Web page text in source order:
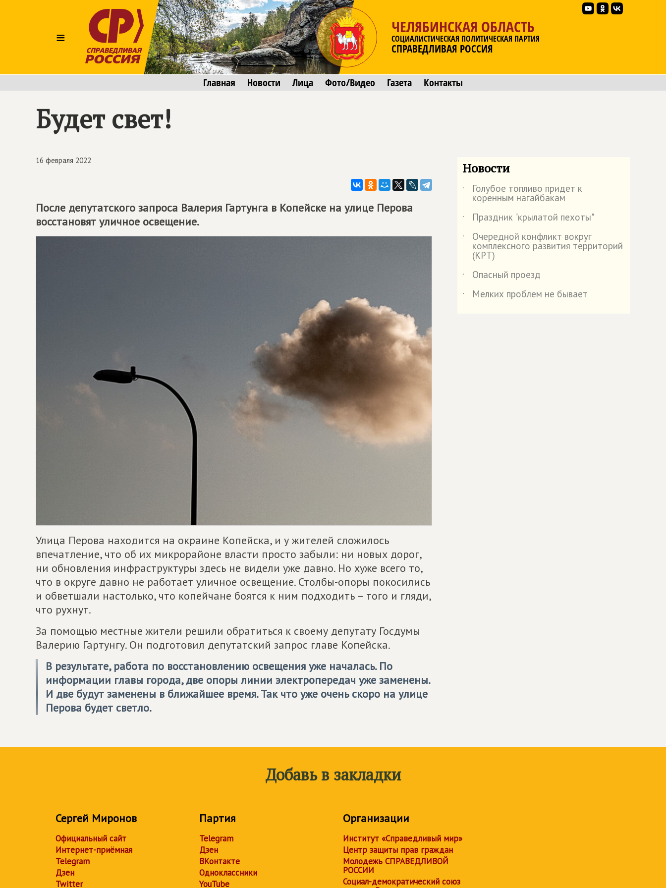
≡
ЧЕЛЯБИНСКАЯ ОБЛАСТЬ
СОЦИАЛИСТИЧЕСКАЯ ПОЛИТИЧЕСКАЯ ПАРТИЯ
СПРАВЕДЛИВАЯ РОССИЯ
Главная Новости Лица Фото/Видео Газета Контакты
Будет свет!
16 февраля 2022
После депутатского запроса Валерия Гартунга в Копейске на улице Перова
восстановят уличное освещение.
Улица Перова находится на окраине Копейска, и у жителей сложилось
впечатление, что об их микрорайоне власти просто забыли: ни новых дорог,
ни обновления инфраструктуры здесь не видели уже давно. Но хуже всего то,
что в округе давно не работает уличное освещение. Столбы-опоры покосились
и обветшали настолько, что копейчане боятся к ним подходить – того и гляди,
что рухнут.
За помощью местные жители решили обратиться к своему депутату Госдумы
Валерию Гартунгу. Он подготовил депутатский запрос главе Копейска.
В результате, работа по восстановлению освещения уже началась. По
информации главы города, две опоры линии электропередач уже заменены.
И две будут заменены в ближайшее время. Так что уже очень скоро на улице
Перова будет светло.
Новости
˙ Голубое топливо придет к
коренным нагайбакам
˙
Праздник "крылатой пехоты"
˙
Очередной конфликт вокруг
комплексного развития территорий
(КРТ)
˙
Опасный проезд
˙
Мелких проблем не бывает
Добавь в закладки
Сергей Миронов
Официальный сайт
Интернет-приёмная
Telegram
Дзен
Twitter
Партия
Telegram
Дзен
ВКонтакте
Одноклассники
YouTube
Организации
Институт «Справедливый мир»
Центр защиты прав граждан
Молодежь СПРАВЕДЛИВОЙ
РОССИИ
Социал-демократический союз